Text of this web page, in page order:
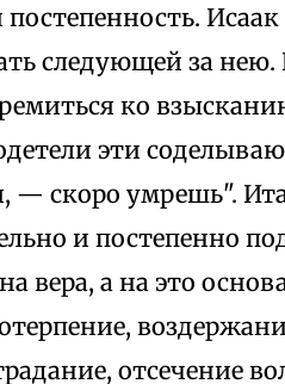
постепенность.
следующей за нею.
ко
эти
— скоро умрешь".
и постепенно
вера, а на это
отсечение